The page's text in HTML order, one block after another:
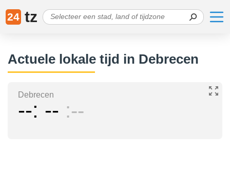
24 tz
Actuele lokale tijd in Debrecen
Debrecen
-- -- --